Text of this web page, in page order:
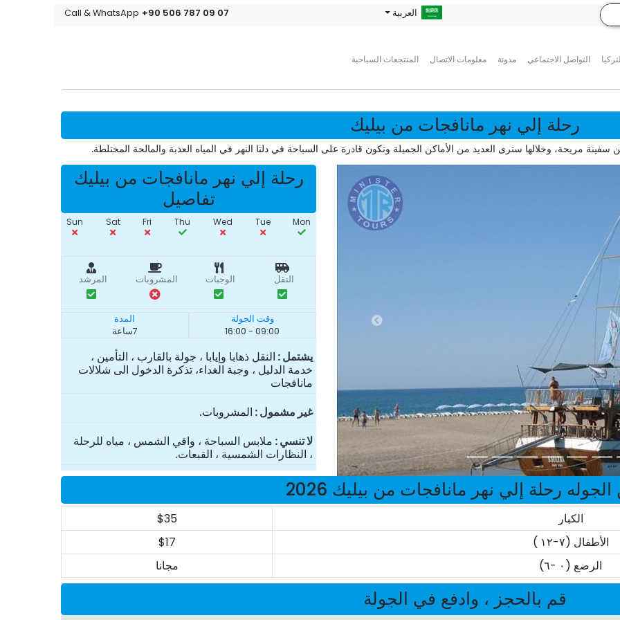
التواصل الاجتماعي مدونة معلومات الاتصال المنتجعات السياحية
العربية Call & WhatsApp +90 506 787 09 07
رحلة إلي نهر مانافجات من بيليك
مريحة، وخلالها سترى العديد من الأماكن الجميلة وتكون قادرة على السباحة في دلتا النهر في المياه العذبة والمالحة المختلطة.
رحلة إلي نهر مانافجات من بيليك
تفاصيل
Mon
Tue
Wed
Thu
Fri
Sat
Sun
النقل الوجبات المشروبات المرشد
وقت الجولة
09:00 - 16:00
المدة
7ساعة
یشتمل النقل ذهابا وإيابا ، جولة بالقارب ، التأمين ،
خدمة الدليل ، وجبة الغداء، تذكرة الدخول الى شلالات
مانافجات
غير مشمول المشروبات.
لا تنسي ملابس السباحة ، واقي الشمس ، مياه للرحلة
، النظارات الشمسية ، القبعات.
رحلة إلي نهر مانافجات من بيليك 2026
الكبار
$35
الأطفال (٧-١٢ )
$17
الرضع (٠ -٦)
مجانا
قم بالحجز ، وادفع في الجولة